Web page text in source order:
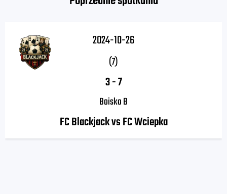
2024-10-26
(7)
3-7
Boisko B
FC Blackjack vs FC Wciepka